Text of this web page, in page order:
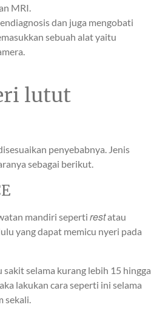
MRI.
dan juga mengobati
sebuah alat yaitu
lutut
penyebabnya. Jenis
sebagai berikut.
mandiri seperti restatau
yang dapat memicu nyeri pada
selama kurang lebih 15 hingga
lakukan cara seperti ini selama
sekali.